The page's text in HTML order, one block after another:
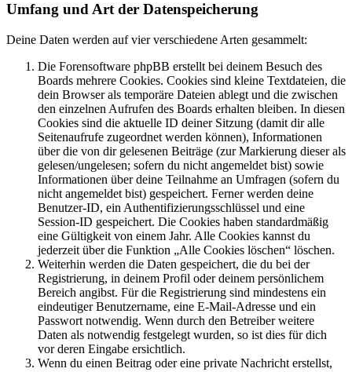
Umfang und Art der Datenspeicherung
Deine Daten werden auf vier verschiedene Arten gesammelt:
Die Forensoftware phpBB erstellt bei deinem Besuch des
Boards mehrere Cookies. Cookies sind kleine Textdateien, die
dein Browser als temporäre Dateien ablegt und die zwischen
den einzelnen Aufrufen des Boards erhalten bleiben. In diesen
Cookies sind die aktuelle ID deiner Sitzung (damit dir alle
Seitenaufrufe zugeordnet werden können), Informationen
über die von dir gelesenen Beiträge (zur Markierung dieser als
gelesen/ungelesen; sofern du nicht angemeldet bist) sowie
Informationen über deine Teilnahme an Umfragen (sofern du
nicht angemeldet bist) gespeichert. Ferner werden deine
Benutzer-ID, ein Authentifizierungsschlüssel und eine
Session-ID gespeichert. Die Cookies haben standardmäßig
eine Gültigkeit von einem Jahr. Alle Cookies kannst du
jederzeit über die Funktion „Alle Cookies löschen“ löschen.
Weiterhin werden die Daten gespeichert, die du bei der
Registrierung, in deinem Profil oder deinem persönlichem
Bereich angibst. Für die Registrierung sind mindestens ein
eindeutiger Benutzername, eine E-Mail-Adresse und ein
Passwort notwendig. Wenn durch den Betreiber weitere
Daten als notwendig festgelegt wurden, so ist dies für dich
vor deren Eingabe ersichtlich.
Wenn du einen Beitrag oder eine private Nachricht erstellst,